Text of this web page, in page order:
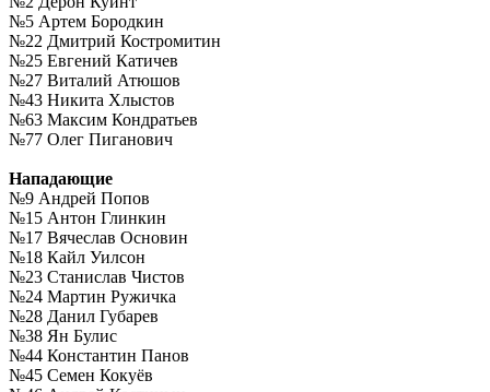
№5 Артем Бородкин
№22 Дмитрий Костромитин
№25 Евгений Катичев
№27 Виталий Атюшов
№43 Никита Хлыстов
№63 Максим Кондратьев
№77 Олег Пиганович
Нападающие
№9 Андрей Попов
№15 Антон Глинкин
№17 Вячеслав Основин
№18 Кайл Уилсон
№23 Станислав Чистов
№24 Мартин Ружичка
№28 Данил Губарев
№38 Ян Булис
№44 Константин Панов
№45 Семен Кокуёв